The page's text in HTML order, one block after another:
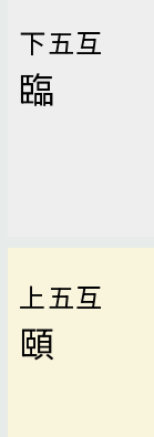
下五互
臨
上五互
頤